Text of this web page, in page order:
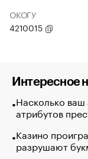
ОКОГУ
4210015
Интересное
Насколько ваш
атрибутов
Казино
разрушают